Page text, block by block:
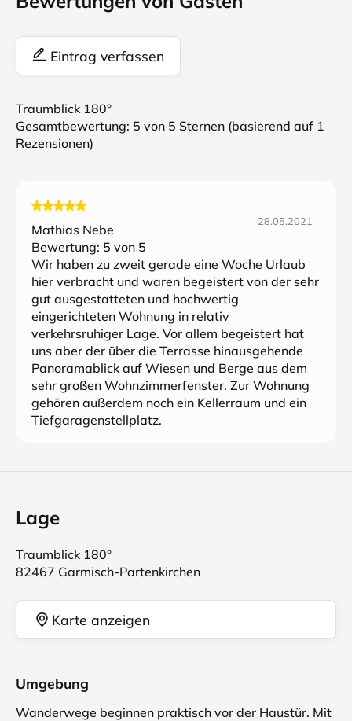
Eintrag verfassen
Traumblick 180°
Gesamtbewertung: 5 von 5 Sternen (basierend auf 1
Rezensionen)
Mathias Nebe
28.05.2021
Bewertung: 5 von 5
Wir haben zu zweit gerade eine Woche Urlaub
hier verbracht und waren begeistert von der sehr
gut ausgestatteten und hochwertig
eingerichteten Wohnung in relativ
verkehrsruhiger Lage. Vor allem begeistert hat
uns aber der über die Terrasse hinausgehende
Panoramablick auf Wiesen und Berge aus dem
sehr großen Wohnzimmerfenster. Zur Wohnung
gehören außerdem noch ein Kellerraum und ein
Tiefgaragenstellplatz.
Lage
Traumblick 180°
82467 Garmisch-Partenkirchen
Karte anzeigen
Umgebung
Wanderwege beginnen praktisch vor der Haustür. Mit